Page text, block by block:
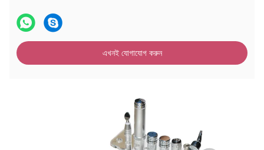
এখনই যোগাযোগ করুন